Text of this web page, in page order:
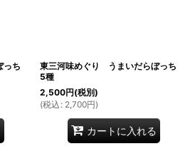
っち
東三河味めぐり うまいだらぼっち
5種
2,500円(税別)
(税込 : 2,700円)
カートに入れる